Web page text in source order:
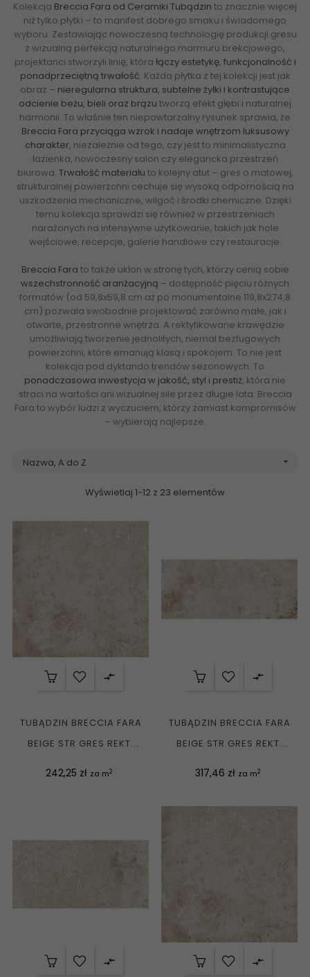
Kolekcja Breccia Fara od Ceramiki Tubądzin to znacznie więcej
niż tylko płytki – to manifest dobrego smaku i świadomego
wyboru. Zestawiając nowoczesną technologię produkcji gresu
z wizualną perfekcją naturalnego marmuru brekcjowego,
projektanci stworzyli linię, która łączy estetykę, funkcjonalność i
ponadprzeciętną trwałość. Każda płytka z tej kolekcji jest jak
obraz – nieregularna struktura, subtelne żyłki i kontrastujące
odcienie beżu, bieli oraz brązu tworzą efekt głębi i naturalnej
harmonii. To właśnie ten niepowtarzalny rysunek sprawia, że
Breccia Fara przyciąga wzrok i nadaje wnętrzom luksusowy
charakter, niezależnie od tego, czy jest to minimalistyczna
łazienka, nowoczesny salon czy elegancka przestrzeń
biurowa. Trwałość materiału to kolejny atut – gres o matowej,
strukturalnej powierzchni cechuje się wysoką odpornością na
uszkodzenia mechaniczne, wilgoć i środki chemiczne. Dzięki
temu kolekcja sprawdzi się również w przestrzeniach
narażonych na intensywne użytkowanie, takich jak hole
wejściowe, recepcje, galerie handlowe czy restauracje.
Breccia Fara to także ukłon w stronę tych, którzy cenią sobie
wszechstronność aranżacyjną – dostępność pięciu różnych
formatów (od 59,8x59,8 cm aż po monumentalne 119,8x274,8
cm) pozwala swobodnie projektować zarówno małe, jak i
otwarte, przestronne wnętrza. A rektyfikowane krawędzie
umożliwiają tworzenie jednolitych, niemal bezfugowych
powierzchni, które emanują klasą i spokojem. To nie jest
kolekcja pod dyktando trendów sezonowych. To
ponadczasowa inwestycja w jakość, styl i prestiż, która nie
straci na wartości ani wizualnej sile przez długie lata. Breccia
Fara to wybór ludzi z wyczuciem, którzy zamiast kompromisów
– wybierają najlepsze.
Nazwa, A do Z 
Wyświetlaj 1-12 z 23 elementów

TUBĄDZIN BRECCIA FARA
BEIGE STR GRES REKT.
Cena
242,25 zł za m2

TUBĄDZIN BRECCIA FARA
BEIGE STR GRES REKT.
Cena
317,46 zł za m2
 